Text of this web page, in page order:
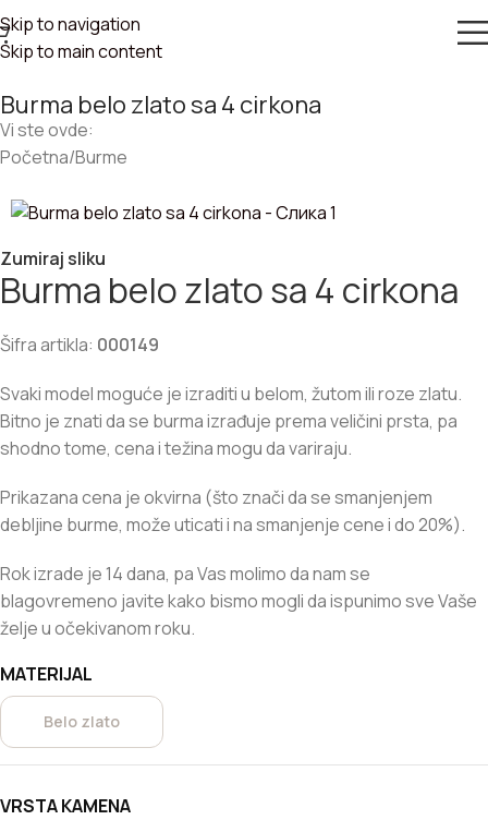
Skip to navigation
Skip to main content
Burma belo zlato sa 4 cirkona
Vi ste ovde:
Početna/Burme
Zumiraj sliku
Burma belo zlato sa 4 cirkona
Šifra artikla: 000149
Svaki model moguće je izraditi u belom, žutom ili roze zlatu.
Bitno je znati da se burma izrađuje prema veličini prsta, pa
shodno tome, cena i težina mogu da variraju.
Prikazana cena je okvirna (što znači da se smanjenjem
debljine burme, može uticati i na smanjenje cene i do 20%).
Rok izrade je 14 dana, pa Vas molimo da nam se
blagovremeno javite kako bismo mogli da ispunimo sve Vaše
želje u očekivanom roku.
MATERIJAL
Belo zlato
VRSTA KAMENA